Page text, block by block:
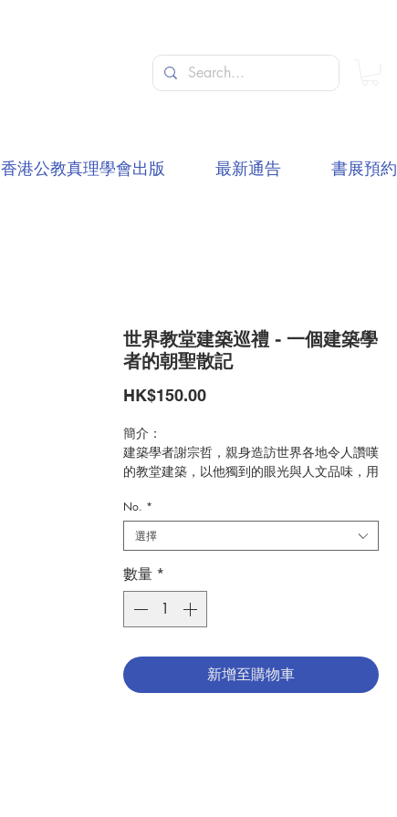
世界教堂建築巡禮 - 一個建築學
者的朝聖散記
HK$150.00價
簡介：
建築學者謝宗哲，親身造訪世界各地令人讚嘆
的教堂建築，以他獨到的眼光與人文品味，用
了謝宗哲十九篇建築散記，從知名的歐洲教
堂：聖家堂、聖彼得大教堂、聖母百花大教
堂、廊香教堂等，到北歐的特色教堂，再到日
本與澳門的聖所，這些令人流連忘返的宏偉或
精巧教堂，在作者筆下成了一座座散發馨香之
氣的神聖所在，使讀者不單看到傑出建築師的
作品，更進一步領略建築所蘊含的精神性：
．在岩石教會中的安然居住──赫爾辛基聖殿
廣場教堂
No. *
選擇
數量 *
新增至購物車
香港公教真理學會出版 最新通告 書展預約